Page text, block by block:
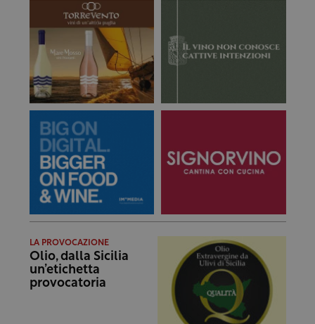
LA PROVOCAZIONE
Olio, dalla Sicilia
un’etichetta
provocatoria